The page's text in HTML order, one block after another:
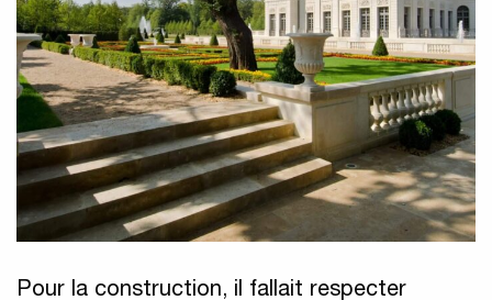
Pour la construction, il fallait respecter